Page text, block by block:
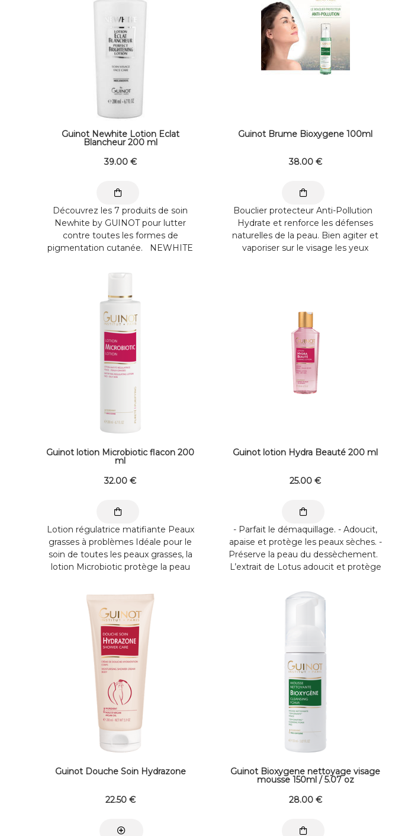
Guinot Newhite Lotion Eclat
Blancheur 200 ml
39.00 €
Découvrez les 7 produits de soin
Newhite by GUINOT pour lutter
contre toutes les formes de
pigmentation cutanée. NEWHITE
LOTION NEWHITE VR040170.A13F
Guinot Brume Bioxygene 100ml
38.00 €
Bouclier protecteur Anti-Pollution
Hydrate et renforce les défenses
naturelles de la peau. Bien agiter et
vaporiser sur le visage les yeux
Guinot lotion Microbiotic flacon 200
ml
32.00 €
Lotion régulatrice matifiante Peaux
grasses à problèmes Idéale pour le
soin de toutes les peaux grasses, la
lotion Microbiotic protège la peau
flore microbienne par le Complexe
Sébocidine. Stabilise les ...
Guinot lotion Hydra Beauté 200 ml
25.00 €
- Parfait le démaquillage. - Adoucit,
apaise et protège les peaux sèches. -
Préserve la peau du dessèchement.
L’extrait de Lotus adoucit et protège
et apaise la peau. L’extrait de ...
Guinot Douche Soin Hydrazone
22.50 €
Guinot Bioxygene nettoyage visage
mousse 150ml / 5.07 oz
28.00 €